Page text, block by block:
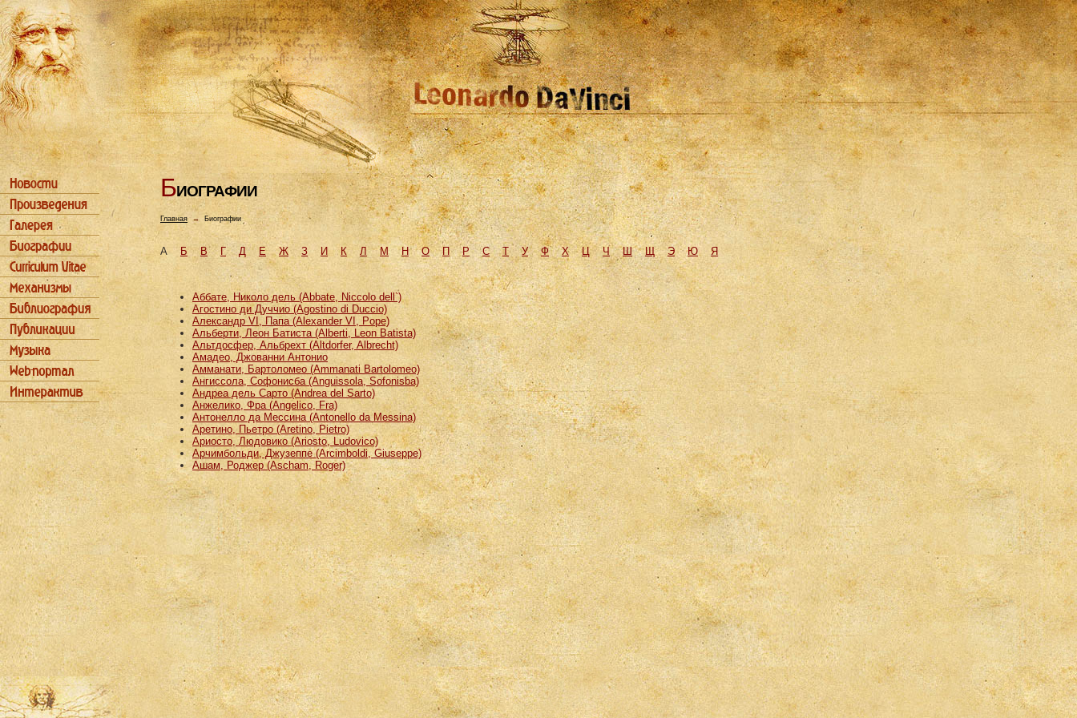
БИОГРАФИИ
Главная→ Биографии
АБ В Г Д Е Ж З И К Л М H О П Р С Т У Ф Х Ц Ч Ш Щ Э Ю Я
Аббате, Николо дель (Abbate, Niccolo dell`)
Агостино ди Дуччио (Agostino di Duccio)
Александр VI, Папа (Alexander VI, Pope)
Альберти, Леон Батиста (Alberti, Leon Batista)
Альтдосфер, Альбрехт (Altdorfer, Albrecht)
Амадео, Джованни Антонио
Амманати, Бартоломео (Ammanati Bartolomeo)
Ангиссола, Софонисба (Anguissola, Sofonisba)
Андреа дель Сарто (Andrea del Sarto)
Анжелико, Фра (Angelico, Fra)
Антонелло да Мессина (Antonello da Messina)
Аретино, Пьетро (Aretino, Pietro)
Ариосто, Людовико (Ariosto, Ludovico)
Арчимбольди, Джузеппе (Arcimboldi, Giuseppe)
Ашам, Роджер (Ascham, Roger)